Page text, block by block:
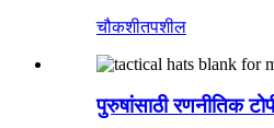
चौकशीतपशील
पुरुषांसाठी रणनीतिक